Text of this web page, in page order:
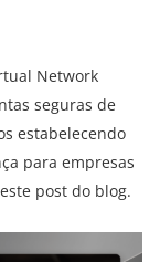
Network
seguras de
estabelecendo
para empresas
post do blog.